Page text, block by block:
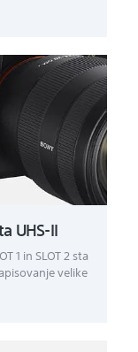
UHS-II
1 in SLOT 2 sta
velike